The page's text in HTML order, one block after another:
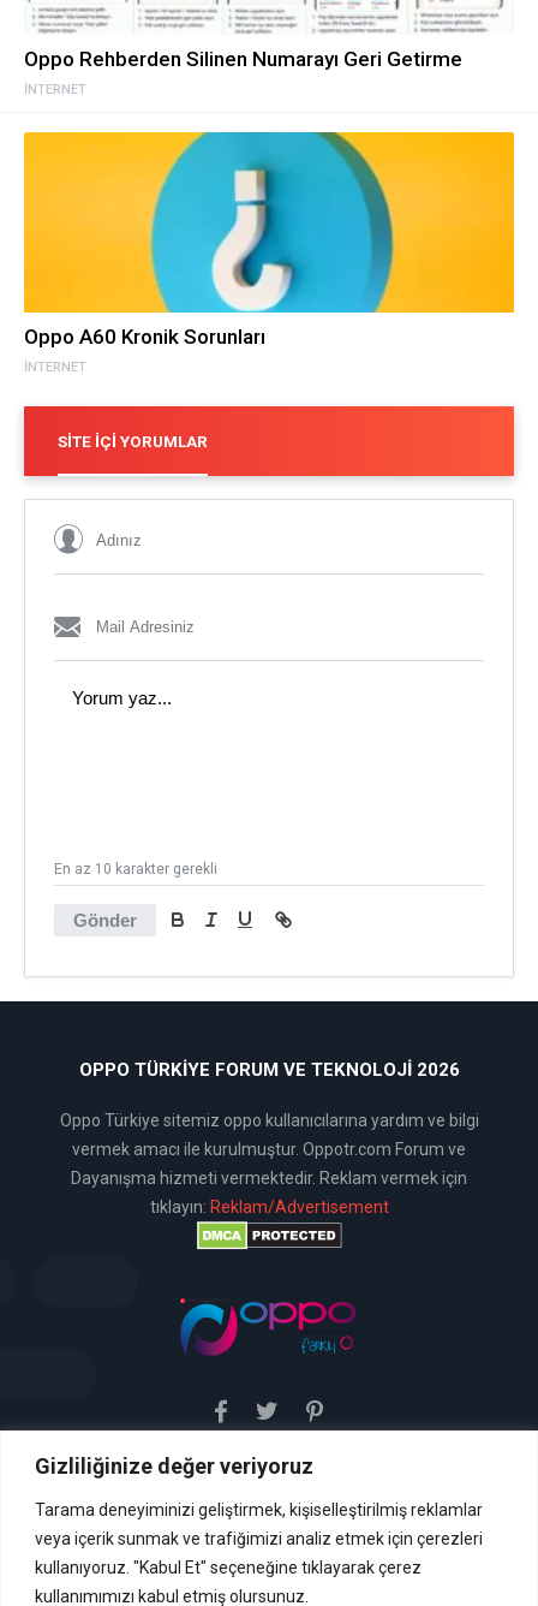
Gizliliğinize değer veriyoruz
Tarama deneyiminizi geliştirmek, kişiselleştirilmiş reklamlar
veya içerik sunmak ve trafiğimizi analiz etmek için çerezleri
kullanıyoruz. "Kabul Et" seçeneğine tıklayarak çerez
kullanımımızı kabul etmiş olursunuz.
İNTERNET
Oppo Rehberden Silinen Numarayı Geri Getirme
İNTERNET
Oppo A60 Kronik Sorunları
SITE İÇI YORUMLAR
Gönder
En az 10 karakter gerekli
OPPO TÜRKIYE FORUM VE TEKNOLOJI 2026
Oppo Türkiye sitemiz oppo kullanıcılarına yardım ve bilgi
vermek amacı ile kurulmuştur. Oppotr.com Forum ve
Dayanışma hizmeti vermektedir. Reklam vermek için
tıklayın: Reklam/Advertisement
Sitemiz uyar / kaldır prensibini benimsemiştir. Sitemiz,
hizmetini vermektedir. Bu yasaya göre, Site yönetimi
hukuka aykırı içerikleri kontrol etme yükümlülüğü yoktur. Bu
nedenle, web sitemiz uyar / kaldır prensibini
benimsemiştir ve kullanmaktadır. (
İletişim